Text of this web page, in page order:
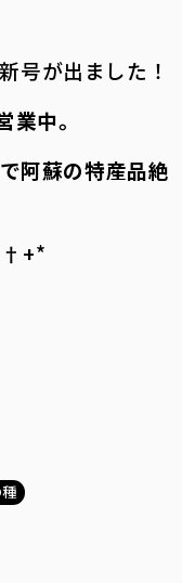
号が出ました！
業中。
阿蘇の特産品絶